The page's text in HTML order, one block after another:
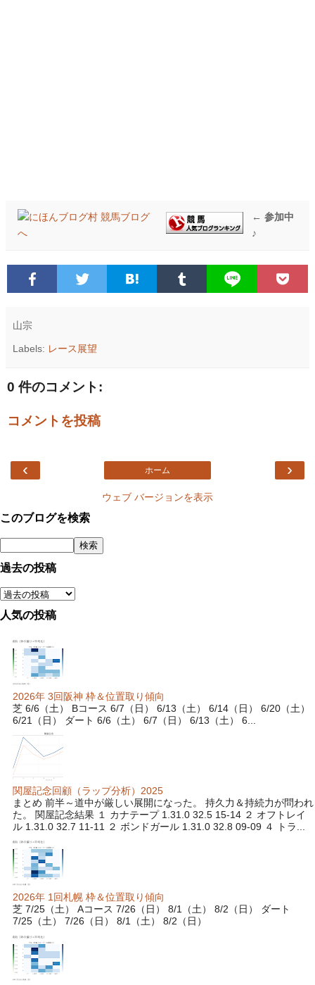
← 参加中
♪
山宗
Labels: レース展望
0 件のコメント:
コメントを投稿
‹ ›
ホーム
ウェブ バージョンを表示
このブログを検索
過去の投稿
人気の投稿
2026年 3回阪神 枠＆位置取り傾向
芝 6/6（土） Bコース 6/7（日） 6/13（土） 6/14（日） 6/20（土）
6/21（日） ダート 6/6（土） 6/7（日） 6/13（土） 6...
関屋記念回顧（ラップ分析）2025
まとめ 前半～道中が厳しい展開になった。 持久力＆持続力が問われ
た。 関屋記念結果 １ カナテープ 1.31.0 32.5 15-14 ２ オフトレイ
ル 1.31.0 32.7 11-11 ２ ボンドガール 1.31.0 32.8 09-09 ４ トラ...
2026年 1回札幌 枠＆位置取り傾向
芝 7/25（土） Aコース 7/26（日） 8/1（土） 8/2（日） ダート
7/25（土） 7/26（日） 8/1（土） 8/2（日）